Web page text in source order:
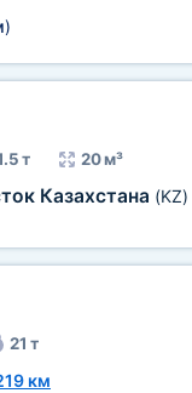
)
т 20 м³
Казахстана (KZ)
21 т
км